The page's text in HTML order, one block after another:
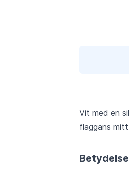
Vit med en
flaggans mitt.
Betydelse